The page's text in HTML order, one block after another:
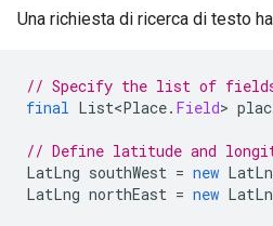
Una richiesta di ricerca di testo
// Specify the list of
final List<Place. Field>
// Define latitude and
LatLng southWest = new
LatLng northEast = new